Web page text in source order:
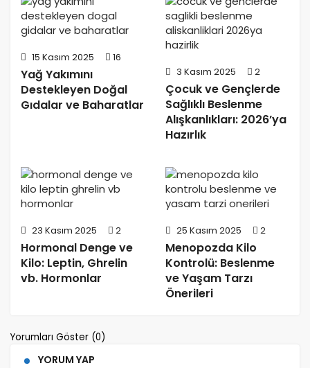
15 Kasım 2025 16
Yağ Yakımını
Destekleyen Doğal
Gıdalar ve Baharatlar
3 Kasım 2025 2
Çocuk ve Gençlerde
Sağlıklı Beslenme
Alışkanlıkları: 2026’ya
Hazırlık
23 Kasım 2025 2
Hormonal Denge ve
Kilo: Leptin, Ghrelin
vb. Hormonlar
25 Kasım 2025 2
Menopozda Kilo
Kontrolü: Beslenme
ve Yaşam Tarzı
Önerileri
Yorumları Göster (0)
YORUM YAP